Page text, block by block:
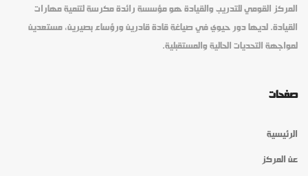
المركز القومي للتدريب والقيادة هو مؤسسة رائدة مكرسة لتنمية مهارات
القيادة. لديها دور حيوي في صياغة قادة قادرين ورؤساء بصيرين، مستعدين
لمواجهة التحديات الحالية والمستقبلية.
صفحات
الرئيسية
عن المركز